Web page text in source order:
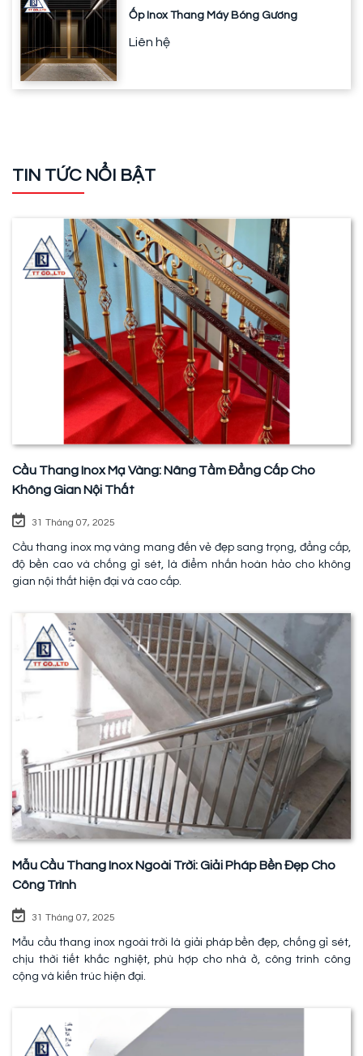
Ốp Inox Thang Máy Bóng Gương
Liên hệ
TIN TỨC NỔI BẬT
Cầu Thang Inox Mạ Vàng: Nâng Tầm Đẳng Cấp Cho
Không Gian Nội Thất
31 Tháng 07, 2025
Cầu thang inox mạ vàng mang đến vẻ đẹp sang trọng, đẳng cấp,
độ bền cao và chống gỉ sét, là điểm nhấn hoàn hảo cho không
gian nội thất hiện đại và cao cấp.
Mẫu Cầu Thang Inox Ngoài Trời: Giải Pháp Bền Đẹp Cho
Công Trình
31 Tháng 07, 2025
Mẫu cầu thang inox ngoài trời là giải pháp bền đẹp, chống gỉ sét,
chịu thời tiết khắc nghiệt, phù hợp cho nhà ở, công trình công
cộng và kiến trúc hiện đại.